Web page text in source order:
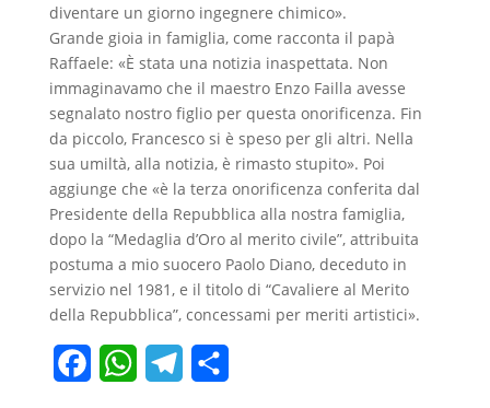
diventare un giorno ingegnere chimico».
Grande gioia in famiglia, come racconta il papà
Raffaele: «È stata una notizia inaspettata. Non
immaginavamo che il maestro Enzo Failla avesse
segnalato nostro figlio per questa onorificenza. Fin
da piccolo, Francesco si è speso per gli altri. Nella
sua umiltà, alla notizia, è rimasto stupito». Poi
aggiunge che «è la terza onorificenza conferita dal
Presidente della Repubblica alla nostra famiglia,
dopo la “Medaglia d’Oro al merito civile”, attribuita
postuma a mio suocero Paolo Diano, deceduto in
servizio nel 1981, e il titolo di “Cavaliere al Merito
della Repubblica”, concessami per meriti artistici».
W